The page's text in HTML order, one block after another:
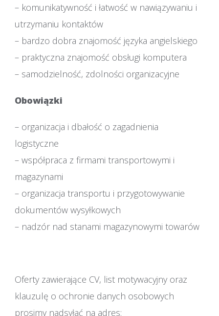
– komunikatywność i łatwość w nawiązywaniu i
utrzymaniu kontaktów
– bardzo dobra znajomość języka angielskiego
– praktyczna znajomość obsługi komputera
– samodzielność, zdolności organizacyjne
Obowiązki
– organizacja i dbałość o zagadnienia
logistyczne
– współpraca z firmami transportowymi i
magazynami
– organizacja transportu i przygotowywanie
dokumentów wysyłkowych
– nadzór nad stanami magazynowymi towarów
Oferty zawierające CV, list motywacyjny oraz
klauzulę o ochronie danych osobowych
prosimy nadsyłać na adres: